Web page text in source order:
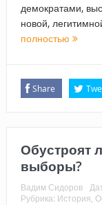
демократами,
новой,
полностью
Share
Обустроят
выборы?
Вадим Сидоров
Рубрика: История,